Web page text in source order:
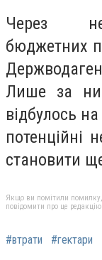
Через
бюджетних
Лише за
відбулось
потенційні
становити
Якщо ви помітили помилку,
повідомити про це редакцію
#втрати #гектари